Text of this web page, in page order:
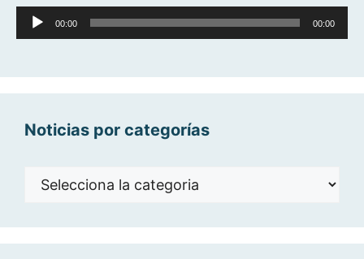
Reproductor
d'àudio
00:00 00:00
Noticias por categorías
Noticias